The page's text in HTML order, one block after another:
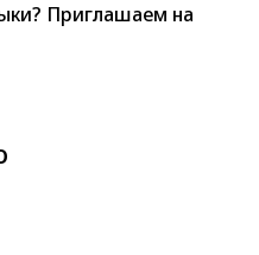
Приглашаем на